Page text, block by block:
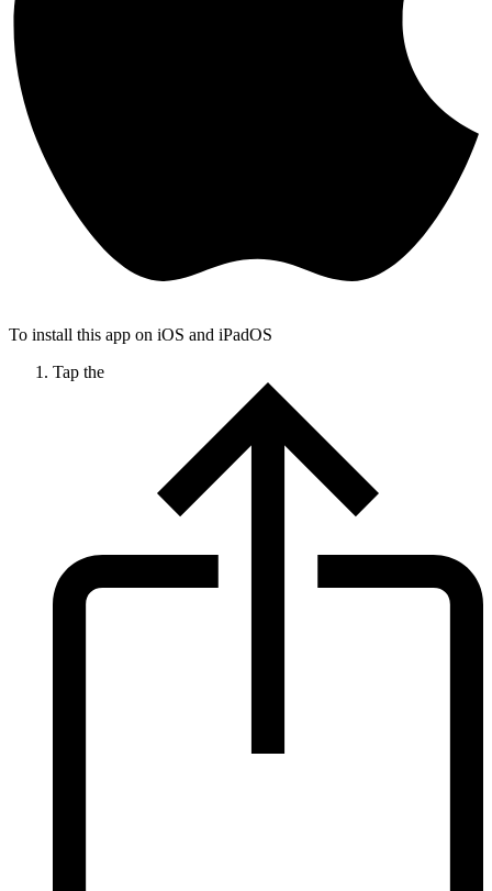
To install this app on iOS and iPadOS
Tap the